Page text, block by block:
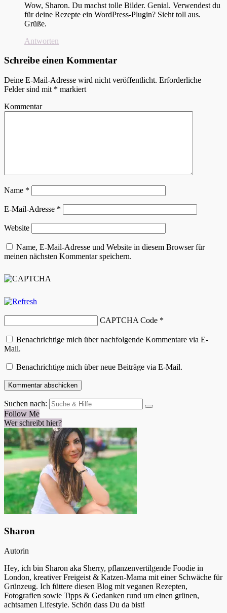
Wow, Sharon. Du machst tolle Bilder. Genial. Verwendest du
für deine Rezepte ein WordPress-Plugin? Sieht toll aus.
Grüße.
Antworten
Schreibe einen Kommentar
Deine E-Mail-Adresse wird nicht veröffentlicht. Erforderliche
Felder sind mit * markiert
Kommentar
Name *
E-Mail-Adresse *
Website
Name, E-Mail-Adresse und Website in diesem Browser für
meinen nächsten Kommentar speichern.
CAPTCHA Code *
Benachrichtige mich über nachfolgende Kommentare via E-
Mail.
Benachrichtige mich über neue Beiträge via E-Mail.
Suchen nach:
Follow Me
Wer schreibt hier?
Sharon
Autorin
Hey, ich bin Sharon aka Sherry, pflanzenvertilgende Foodie in
London, kreativer Freigeist & Katzen-Mama mit einer Schwäche für
Grünzeug. Ich füttere diesen Blog mit veganen Rezepten,
Fotografien sowie Tipps & Gedanken rund um einen grünen,
achtsamen Lifestyle. Schön dass Du da bist!